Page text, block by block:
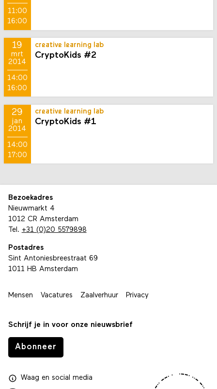
11:00
16:00
19
mrt
2014
14:00
16:00
creative learning lab
CryptoKids #2
29
jan
2014
14:00
17:00
creative learning lab
CryptoKids #1
Bezoekadres
Nieuwmarkt 4
1012 CR Amsterdam
Tel. +31 (0)20 5579898
Postadres
Sint Antoniesbreestraat 69
1011 HB Amsterdam
Mensen Vacatures Zaalverhuur Privacy
Schrijf je in voor onze nieuwsbrief
Abonneer
Waagen social media